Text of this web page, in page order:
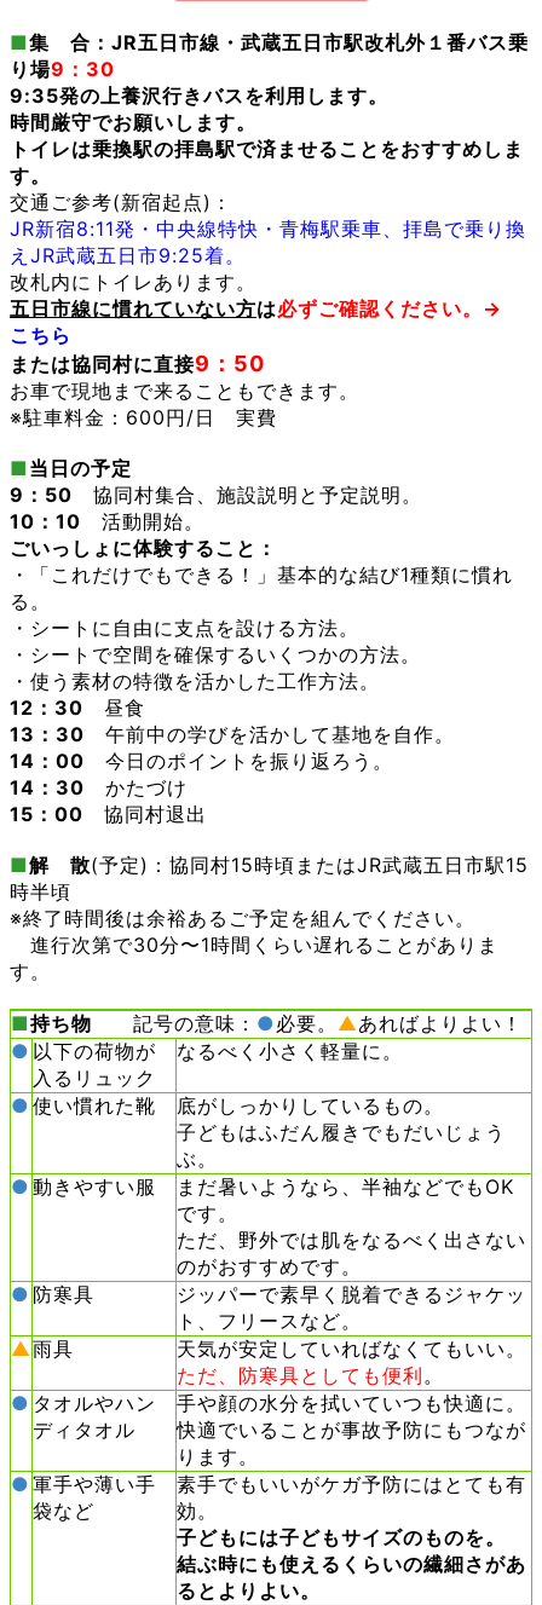
■集 合：JR五日市線・武蔵五日市駅改札外１番バス乗
り場9：30
9:35発の上養沢行きバスを利用します。
時間厳守でお願いします。
トイレは乗換駅の拝島駅で済ませることをおすすめしま
す。
交通ご参考(新宿起点)：
JR新宿8:11発・中央線特快・青梅駅乗車、拝島で乗り換
えJR武蔵五日市9:25着。
改札内にトイレあります。
五日市線に慣れていない方は必ずご確認ください。→
こちら
または協同村に直接9：50
お車で現地まで来ることもできます。
※駐車料金：600円/日 実費
■ 当日の予定
9：50 協同村集合、施設説明と予定説明。
10：10 活動開始。
ごいっしょに体験すること：
・「これだけでもできる！」基本的な結び1種類に慣れ
る。
・シートに自由に支点を設ける方法。
・シートで空間を確保するいくつかの方法。
・使う素材の特徴を活かした工作方法。
12：30 昼食
13：30 午前中の学びを活かして基地を自作。
14：00 今日のポイントを振り返ろう。
14：30 かたづけ
15：00 協同村退出
■解 散(予定)：協同村15時頃またはJR武蔵五日市駅15
時半頃
※終了時間後は余裕あるご予定を組んでください。
進行次第で30分〜1時間くらい遅れることがありま
す。
■持ち物 記号の意味： ●必要。 ▲あればよりよい！
● 以下の荷物が
入るリュック
なるべく小さく軽量に。
● 使い慣れた靴
底がしっかりしているもの。
子どもはふだん履きでもだいじょう
ぶ。
● 動きやすい服
まだ暑いようなら、半袖などでもOK
です。
ただ、野外では肌をなるべく出さない
のがおすすめです。
● 防寒具
ジッパーで素早く脱着できるジャケッ
ト、フリースなど。
▲雨具
天気が安定していればなくてもいい。
ただ、防寒具としても便利。
● タオルやハン
ディタオル
手や顔の水分を拭いていつも快適に。
快適でいることが事故予防にもつなが
ります。
● 軍手や薄い手
袋など
素手でもいいがケガ予防にはとても有
効。
子どもには子どもサイズのものを。
結ぶ時にも使えるくらいの繊細さがあ
るとよりよい。